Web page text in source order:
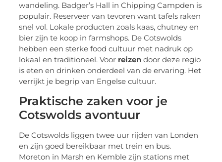
wandeling. Badger’s Hall in Chipping Campden is
populair. Reserveer van tevoren want tafels raken
snel vol. Lokale producten zoals kaas, chutney en
bier zijn te koop in farmshops. De Cotswolds
hebben een sterke food cultuur met nadruk op
lokaal en traditioneel. Voor reizen door deze regio
is eten en drinken onderdeel van de ervaring. Het
verrijkt je begrip van Engelse cultuur.
Praktische zaken voor je
Cotswolds avontuur
De Cotswolds liggen twee uur rijden van Londen
en zijn goed bereikbaar met trein en bus.
Moreton in Marsh en Kemble zijn stations met